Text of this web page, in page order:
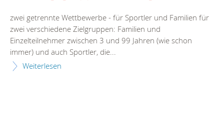
zwei getrennte Wettbewerbe - für Sportler und Familien für
zwei verschiedene Zielgruppen: Familien und
Einzelteilnehmer zwischen 3 und 99 Jahren (wie schon
immer) und auch Sportler, die...
Weiterlesen